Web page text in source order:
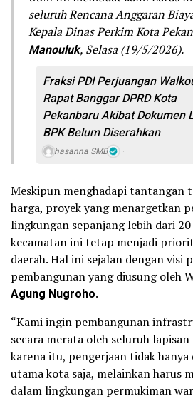
seluruh Rencana Anggaran
Kepala Dinas Perkim Kota
Manouluk, Selasa (19/5/2026).
Fraksi PDI Perjuangan
Rapat Banggar DPRD Kota
Pekanbaru Akibat Dokumen
BPK Belum Diserahkan
hasanna SMB
Meskipun menghadapi tantangan
harga, proyek yang menargetkan
lingkungan sepanjang lebih dari
kecamatan ini tetap menjadi
daerah. Hal ini sejalan dengan visi
pembangunan yang diusung oleh
Agung Nugroho.
“Kami ingin pembangunan
secara merata oleh seluruh
karena itu, pengerjaan tidak
utama kota saja, melainkan harus
dalam lingkungan permukiman